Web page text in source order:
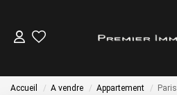
Accueil A vendre Appartement Paris